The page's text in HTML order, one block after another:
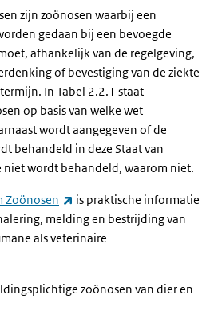
zijn zoönosen waarbij een
gedaan bij een bevoegde
afhankelijk van de regelgeving,
of bevestiging van de ziekte
In Tabel 2.2.1 staat
op basis van welke wet
wordt aangegeven of de
behandeld in deze Staat van
niet wordt behandeld, waarom niet.
Zoönosen (externe link)
is praktische informatie
melding en bestrijding van
als veterinaire
zoönosen van dier en